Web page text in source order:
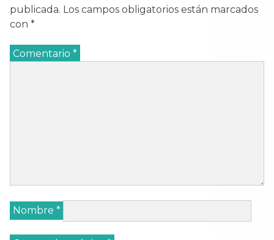
publicada. Los campos obligatorios están marcados
con *
Comentario *
Nombre *